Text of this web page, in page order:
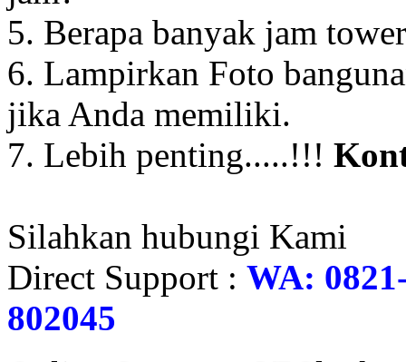
5. Berapa banyak jam
6. Lampirkan Foto
jika Anda memiliki.
7. Lebih penting.....!!!
Silahkan hubungi Kami
Direct Support : WA:
802045